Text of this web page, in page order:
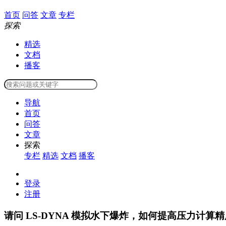
首页 问答 文章 专栏
探索
精选
文档
播客
导航
首页
问答
文章
探索
专栏 精选 文档 播客
登录
注册
请问 LS-DYNA 模拟水下爆炸，如何提高压力计算